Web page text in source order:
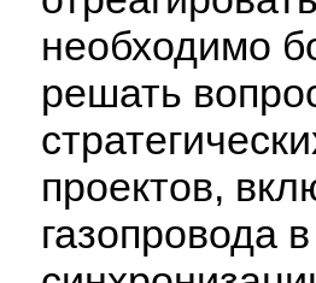
необходимо
решать
проектов,
газопровода